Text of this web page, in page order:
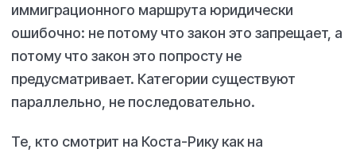
иммиграционного маршрута юридически
ошибочно: не потому что закон это запрещает, а
потому что закон это попросту не
предусматривает. Категории существуют
параллельно, не последовательно.
Те, кто смотрит на Коста-Рику как на